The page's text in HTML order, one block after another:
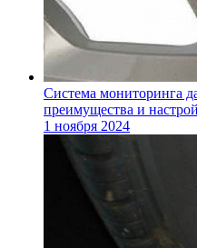
Система мониторинга
преимущества и
1 ноября 2024